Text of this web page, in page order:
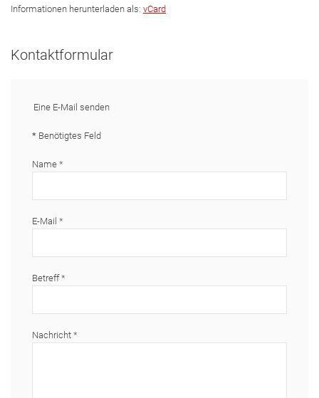
Informationen herunterladen als: vCard
Kontaktformular
Eine E-Mail senden
* Benötigtes Feld
Name *
E-Mail *
Betreff*
Nachricht *